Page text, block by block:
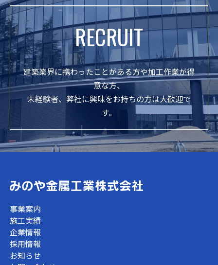
RECRUIT
建築業界に携わったことがある方や加工作業が得
意な方、
未経験者、弊社に興味をお持ちの方は大歓迎で
す。
事業案内
施工実績
企業情報
採用情報
お知らせ